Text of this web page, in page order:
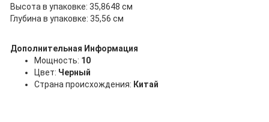
Высота в упаковке: 35,8648 см
Глубина в упаковке: 35,56 см
Дополнительная Информация
Мощность: 10
Цвет: Черный
Страна происхождения: Китай